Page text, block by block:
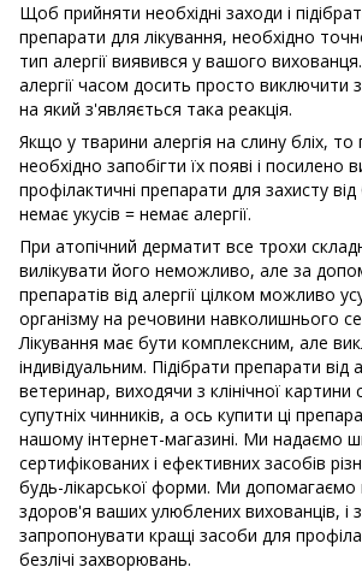
Щоб прийняти необхідні заходи і
препарати для лікування, необхідно
тип алергії виявився у вашого
алергії часом досить просто виключити
на який з'являється така реакція.
Якщо у тварини алергія на слину бліх,
необхідно запобігти їх появі і посилено
профілактичні препарати для захисту
немає укусів = немає алергії.
При атопічний дерматит все трохи
вилікувати його неможливо, але за
препаратів від алергії цілком можливо
організму на речовини навколишнього
Лікування має бути комплексним, але
індивідуальним. Підібрати препарати від
ветеринар, виходячи з клінічної картини
супутніх чинників, а ось купити ці
нашому інтернет-магазині. Ми надаємо
сертифікованих і ефективних засобів
будь-лікарської форми. Ми допомагаємо
здоров'я ваших улюблених вихованців, і
запропонувати кращі засоби для
безлічі захворювань.